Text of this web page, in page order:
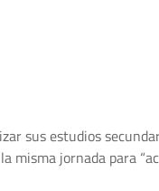
sus estudios
misma jornada para